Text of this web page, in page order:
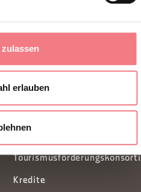
zulassen
erlauben
Kredite